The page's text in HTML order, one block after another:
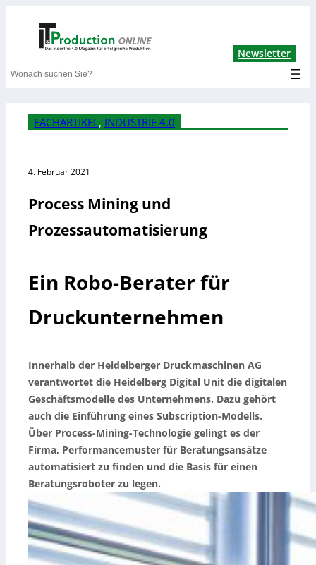
Newsletter
Search
FACHARTIKEL , INDUSTRIE 4.0
4. Februar 2021
Process Mining und
Prozessautomatisierung
Ein Robo-Berater für
Druckunternehmen
Innerhalb der Heidelberger Druckmaschinen AG
verantwortet die Heidelberg Digital Unit die digitalen
Geschäftsmodelle des Unternehmens. Dazu gehört
auch die Einführung eines Subscription-Modells.
Über Process-Mining-Technologie gelingt es der
Firma, Performancemuster für Beratungsansätze
automatisiert zu finden und die Basis für einen
Beratungsroboter zu legen.